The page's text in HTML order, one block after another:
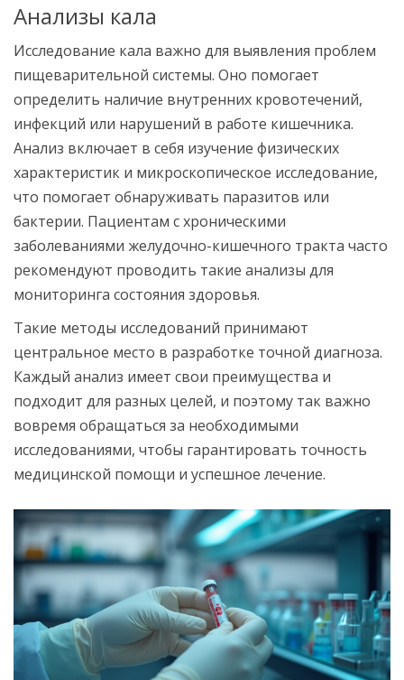
Анализы кала
Исследование кала важно для выявления проблем
пищеварительной системы. Оно помогает
определить наличие внутренних кровотечений,
инфекций или нарушений в работе кишечника.
Анализ включает в себя изучение физических
характеристик и микроскопическое исследование,
что помогает обнаруживать паразитов или
бактерии. Пациентам с хроническими
заболеваниями желудочно-кишечного тракта часто
рекомендуют проводить такие анализы для
мониторинга состояния здоровья.
Такие методы исследований принимают
центральное место в разработке точной диагноза.
Каждый анализ имеет свои преимущества и
подходит для разных целей, и поэтому так важно
вовремя обращаться за необходимыми
исследованиями, чтобы гарантировать точность
медицинской помощи и успешное лечение.